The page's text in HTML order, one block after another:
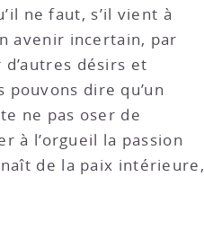
ne faut, s’il vient à
avenir incertain, par
désirs et
dire qu’un
ne pas oser de
à l’orgueil la passion
de la paix intérieure,